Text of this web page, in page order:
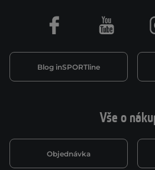
Vše o
Objednávka
Blog inSPORTline
Facebook Youtube